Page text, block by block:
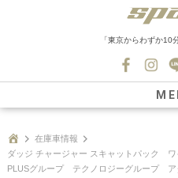
「東京からわずか10
購入
在庫車情報
ダッジ チャージャー スキャットパック
PLUSグループ テクノロジーグループ